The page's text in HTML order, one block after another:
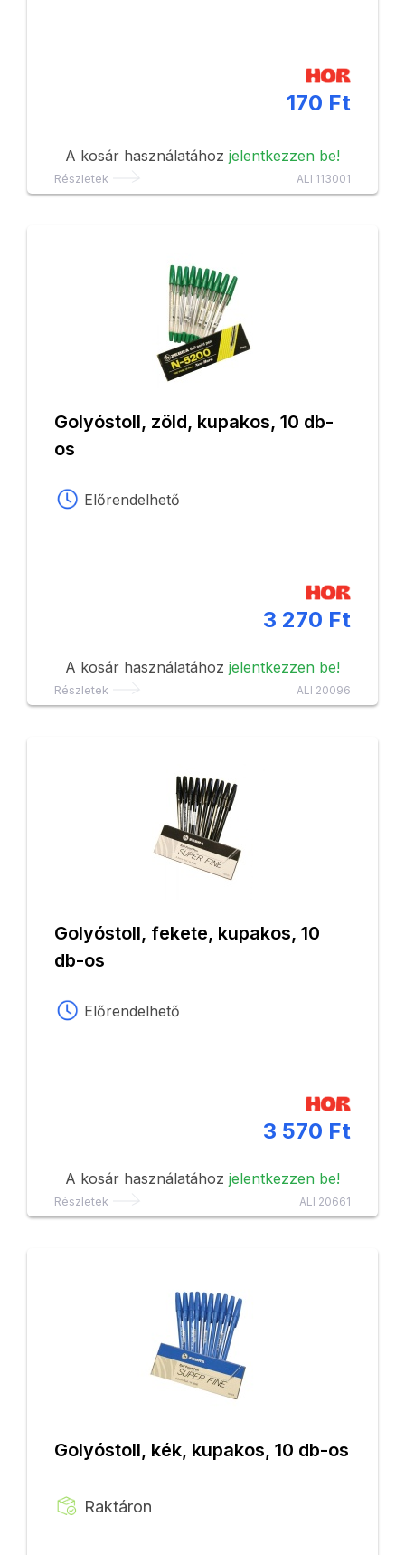
170 Ft
A kosár használatához jelentkezzen be!
Részletek ALI 113001
Golyóstoll, zöld, kupakos, 10 db-
os
Előrendelhető
3 270 Ft
A kosár használatához jelentkezzen be!
Részletek ALI 20096
Golyóstoll, fekete, kupakos, 10
db-os
Előrendelhető
3 570 Ft
A kosár használatához jelentkezzen be!
Részletek ALI 20661
Golyóstoll, kék, kupakos, 10 db-os
Raktáron